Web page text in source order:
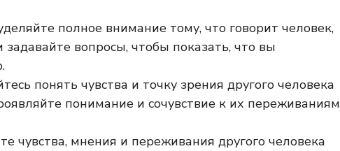
полное внимание тому, что говорит человек,
задавайте вопросы, чтобы показать, что вы
понять чувства и точку зрения другого человека
понимание и сочувствие к их переживаниям
чувства, мнения и переживания другого человека